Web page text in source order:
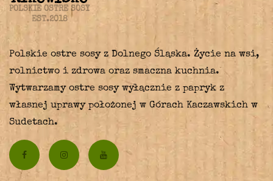
POLSKIE OSTRE SOSY
EST.2018
Polskie ostre sosy z Dolnego Śląska. Życie na wsi,
rolnictwo i zdrowa oraz smaczna kuchnia.
Wytwarzamy ostre sosy wyłącznie z papryk z
własnej uprawy położonej w Górach Kaczawskich w
Sudetach.